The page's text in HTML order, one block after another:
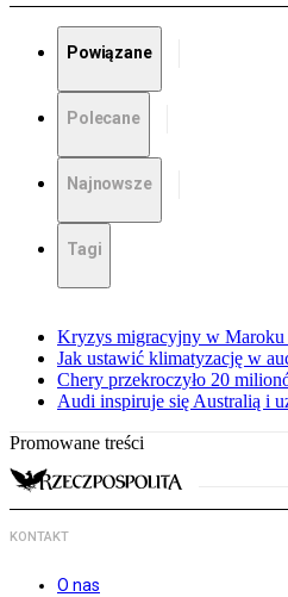
Powiązane
Polecane
Najnowsze
Tagi
Kryzys migracyjny w Maroku
Jak ustawić klimatyzację w
Chery przekroczyło 20
Audi inspiruje się Australią i
Promowane treści
KONTAKT
O nas